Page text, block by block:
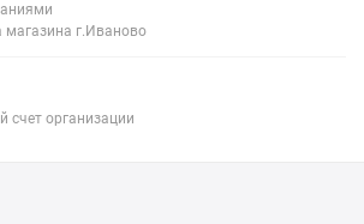
магазина г.Иваново
счет организации